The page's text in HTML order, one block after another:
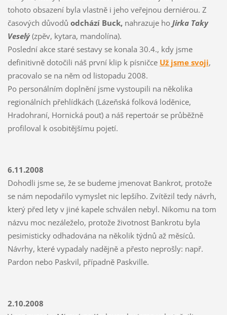
tohoto obsazení byla vlastně i jeho veřejnou derniérou. Z
časových důvodů odchází Buck,nahrazuje ho Jirka Taky
Veselý(zpěv, kytara, mandolína).
Poslední akce staré sestavy se konala 30.4., kdy jsme
definitivně dotočili náš první klip k písničce Už jsme svoji,
pracovalo se na něm od listopadu 2008.
Po personálním doplnění jsme vystoupili na několika
regionálních přehlídkách (Lázeňská folková loděnice,
Hradohraní, Hornická pouť) a náš repertoár se průběžně
profiloval k osobitějšímu pojetí.
6.11.2008
Dohodli jsme se, že se budeme jmenovat Bankrot, protože
se nám nepodařilo vymyslet nic lepšího. Zvítězil tedy návrh,
který před lety v jiné kapele schválen nebyl. Nikomu na tom
názvu moc nezáleželo, protože životnost Bankrotu byla
pesimisticky odhadována na několik týdnů až měsíců.
Návrhy, které vypadaly nadějně a přesto neprošly: např.
Pardon nebo Paskvil, případně Paskville.
2.10.2008